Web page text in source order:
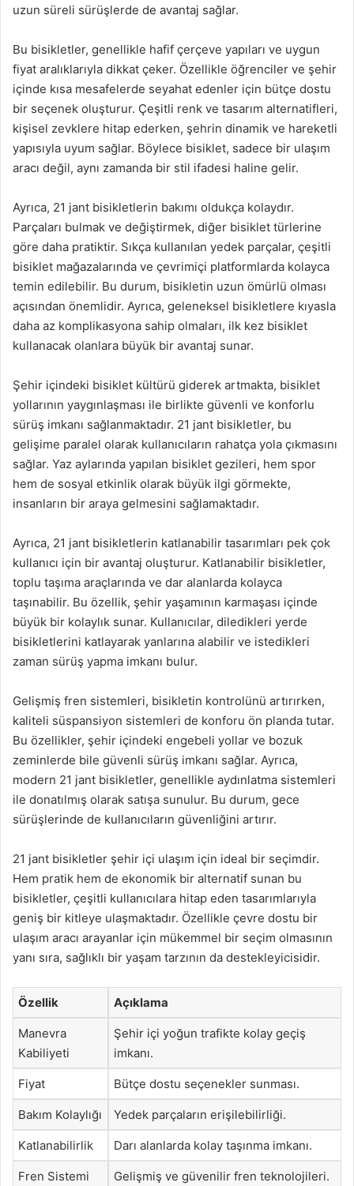
uzun süreli sürüşlerde de avantaj sağlar.
Bu bisikletler, genellikle hafif çerçeve yapıları ve uygun
fiyat aralıklarıyla dikkat çeker. Özellikle öğrenciler ve şehir
içinde kısa mesafelerde seyahat edenler için bütçe dostu
bir seçenek oluşturur. Çeşitli renk ve tasarım alternatifleri,
kişisel zevklere hitap ederken, şehrin dinamik ve hareketli
yapısıyla uyum sağlar. Böylece bisiklet, sadece bir ulaşım
aracı değil, aynı zamanda bir stil ifadesi haline gelir.
Ayrıca, 21 jant bisikletlerin bakımı oldukça kolaydır.
Parçaları bulmak ve değiştirmek, diğer bisiklet türlerine
göre daha pratiktir. Sıkça kullanılan yedek parçalar, çeşitli
bisiklet mağazalarında ve çevrimiçi platformlarda kolayca
temin edilebilir. Bu durum, bisikletin uzun ömürlü olması
açısından önemlidir. Ayrıca, geleneksel bisikletlere kıyasla
daha az komplikasyona sahip olmaları, ilk kez bisiklet
kullanacak olanlara büyük bir avantaj sunar.
Şehir içindeki bisiklet kültürü giderek artmakta, bisiklet
yollarının yaygınlaşması ile birlikte güvenli ve konforlu
sürüş imkanı sağlanmaktadır. 21 jant bisikletler, bu
gelişime paralel olarak kullanıcıların rahatça yola çıkmasını
sağlar. Yaz aylarında yapılan bisiklet gezileri, hem spor
hem de sosyal etkinlik olarak büyük ilgi görmekte,
insanların bir araya gelmesini sağlamaktadır.
Ayrıca, 21 jant bisikletlerin katlanabilir tasarımları pek çok
kullanıcı için bir avantaj oluşturur. Katlanabilir bisikletler,
toplu taşıma araçlarında ve dar alanlarda kolayca
taşınabilir. Bu özellik, şehir yaşamının karmaşası içinde
büyük bir kolaylık sunar. Kullanıcılar, diledikleri yerde
bisikletlerini katlayarak yanlarına alabilir ve istedikleri
zaman sürüş yapma imkanı bulur.
Gelişmiş fren sistemleri, bisikletin kontrolünü artırırken,
kaliteli süspansiyon sistemleri de konforu ön planda tutar.
Bu özellikler, şehir içindeki engebeli yollar ve bozuk
zeminlerde bile güvenli sürüş imkanı sağlar. Ayrıca,
modern 21 jant bisikletler, genellikle aydınlatma sistemleri
ile donatılmış olarak satışa sunulur. Bu durum, gece
sürüşlerinde de kullanıcıların güvenliğini artırır.
21 jant bisikletler şehir içi ulaşım için ideal bir seçimdir.
Hem pratik hem de ekonomik bir alternatif sunan bu
bisikletler, çeşitli kullanıcılara hitap eden tasarımlarıyla
geniş bir kitleye ulaşmaktadır. Özellikle çevre dostu bir
ulaşım aracı arayanlar için mükemmel bir seçim olmasının
yanı sıra, sağlıklı bir yaşam tarzının da destekleyicisidir.
Özellik Açıklama
Manevra
Kabiliyeti
Şehir içi yoğun trafikte kolay geçiş
imkanı.
Fiyat Bütçe dostu seçenekler sunması.
Bakım Kolaylığı Yedek parçaların erişilebilirliği.
Katlanabilirlik Darı alanlarda kolay taşınma imkanı.
Fren Sistemi Gelişmiş ve güvenilir fren teknolojileri.